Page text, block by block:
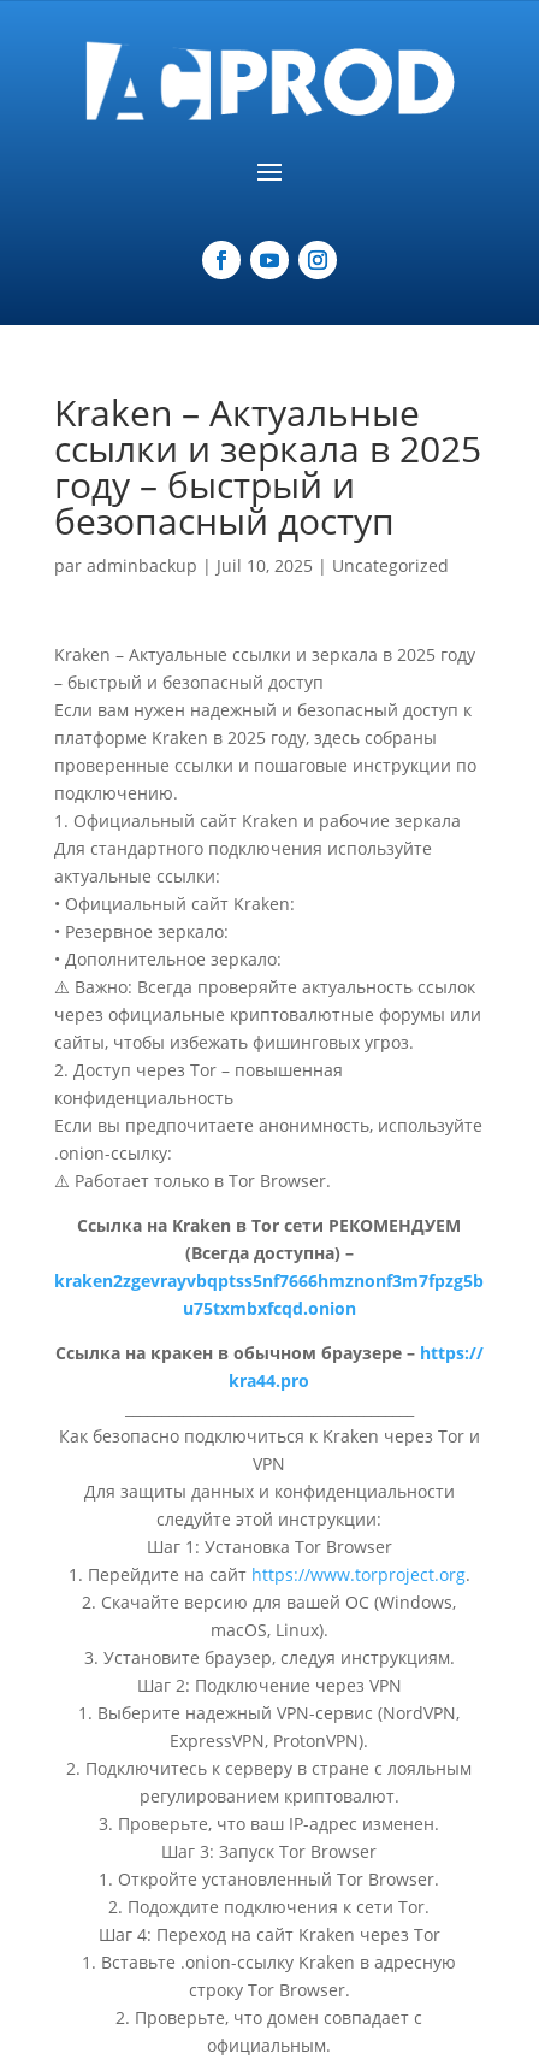
Kraken – Актуальные
ссылки и зеркала в 2025
году – быстрый и
безопасный доступ
par adminbackup | Juil 10, 2025 | Uncategorized
Kraken – Актуальные ссылки и зеркала в 2025 году
– быстрый и безопасный доступ
Если вам нужен надежный и безопасный доступ к
платформе Kraken в 2025 году, здесь собраны
проверенные ссылки и пошаговые инструкции по
подключению.
1. Официальный сайт Kraken и рабочие зеркала
Для стандартного подключения используйте
актуальные ссылки:
• Официальный сайт Kraken:
• Резервное зеркало:
• Дополнительное зеркало:
⚠️ Важно: Всегда проверяйте актуальность ссылок
через официальные криптовалютные форумы или
сайты, чтобы избежать фишинговых угроз.
2. Доступ через Tor – повышенная
конфиденциальность
Если вы предпочитаете анонимность, используйте
.onion-ссылку:
⚠️ Работает только в Tor Browser.
Ссылка на Kraken в Tor сети РЕКОМЕНДУЕМ
(Всегда доступна) –
kraken2zgevrayvbqptss5nf7666hmznonf3m7fpzg5b
u75txmbxfcqd.onion
Ссылка на кракен в обычном браузере – https://
kra44.pro
Как безопасно подключиться к Kraken через Tor и
VPN
Для защиты данных и конфиденциальности
следуйте этой инструкции:
Шаг 1: Установка Tor Browser
1. Перейдите на сайт https://www.torproject.org.
2. Скачайте версию для вашей ОС (Windows,
macOS, Linux).
3. Установите браузер, следуя инструкциям.
Шаг 2: Подключение через VPN
1. Выберите надежный VPN-сервис (NordVPN,
ExpressVPN, ProtonVPN).
2. Подключитесь к серверу в стране с лояльным
регулированием криптовалют.
3. Проверьте, что ваш IP-адрес изменен.
Шаг 3: Запуск Tor Browser
1. Откройте установленный Tor Browser.
2. Подождите подключения к сети Tor.
Шаг 4: Переход на сайт Kraken через Tor
1. Вставьте .onion-ссылку Kraken в адресную
строку Tor Browser.
2. Проверьте, что домен совпадает с
официальным.